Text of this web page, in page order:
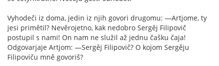
Vyhodeči iz doma, jedin iz njih govori drugomu: —Artjome, ty
jesi primětil? Nevěrojetno, kak nedobro Sergěj Filipovič
postupil s nami! On nam ne služil až jednu čašku čaja!
Odgovarjaje Artjom: —Sergěj Filipovič? O kojom Sergěju
Filipoviču mně govoriš?